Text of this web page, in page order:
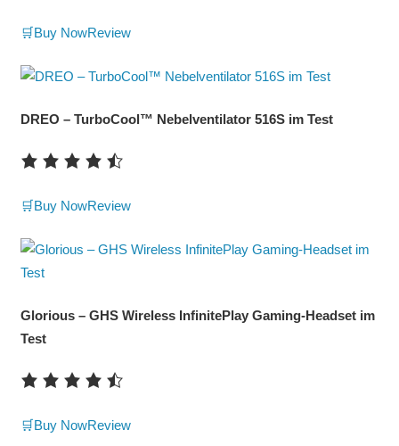
🛒Buy NowReview
DREO – TurboCool™ Nebelventilator 516S im Test
🛒Buy NowReview
Glorious – GHS Wireless InfinitePlay Gaming-Headset im
Test
🛒Buy NowReview